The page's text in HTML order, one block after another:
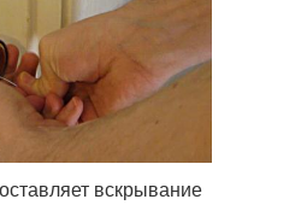
вскрывание